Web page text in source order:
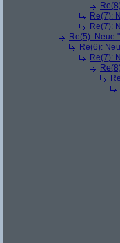
Re(7):
Re(7):
Re(5): Neue
Re(6):
Re(7):